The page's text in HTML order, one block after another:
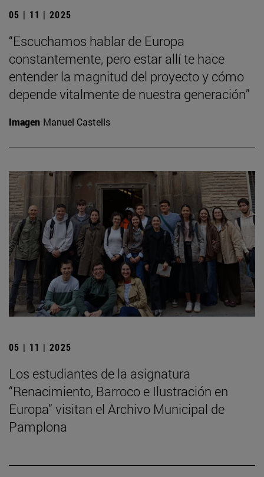
05 | 11 | 2025
“Escuchamos hablar de Europa
constantemente, pero estar allí te hace
entender la magnitud del proyecto y cómo
depende vitalmente de nuestra generación”
Imagen Manuel Castells
05 | 11 | 2025
Los estudiantes de la asignatura
“Renacimiento, Barroco e Ilustración en
Europa” visitan el Archivo Municipal de
Pamplona